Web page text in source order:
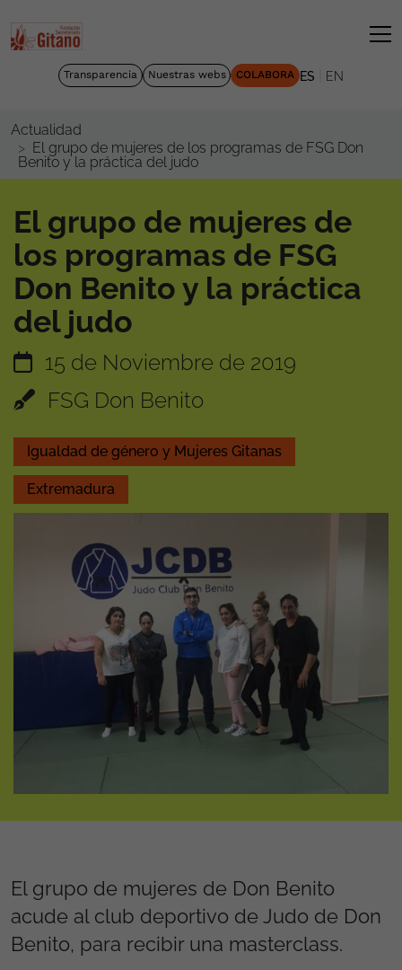
Transparencia Nuestras webs COLABORA ES EN
Actualidad
El grupo de mujeres de los programas de FSG Don
Benito y la práctica del judo
El grupo de mujeres de
los programas de FSG
Don Benito y la práctica
del judo
15 de Noviembre de 2019
FSG Don Benito
Igualdad de género y Mujeres Gitanas
Extremadura
El grupo de mujeres de Don Benito
acude al club deportivo de Judo de Don
Benito, para recibir una masterclass.